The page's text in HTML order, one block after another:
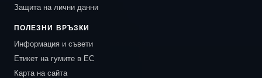
Защита на лични данни
ПОЛЕЗНИ ВРЪЗКИ
Информация и съвети
Етикет на гумите в ЕС
Карта на сайта